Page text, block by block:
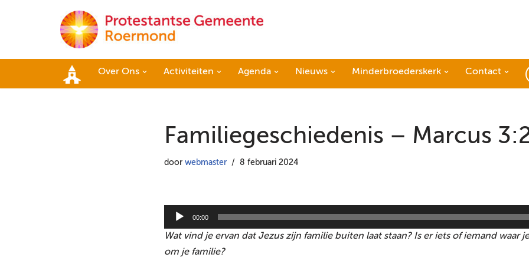
Home
Over Ons Activiteiten Agenda Nieuws Minderbroederskerk
Contact
Familiegeschiedenis – Marcus
door webmaster 8 februari 2024
u
00:00
Wat vind je ervan dat Jezus zijn familie buiten laat staan? Is er iets of iemand waar
om je familie?